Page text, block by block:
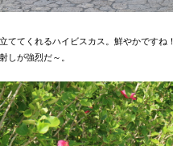
ててくれるハイビスカス。鮮やかですね！
しが強烈だ～。